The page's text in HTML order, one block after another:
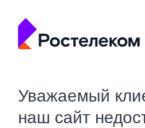
Уважаемый
наш сайт